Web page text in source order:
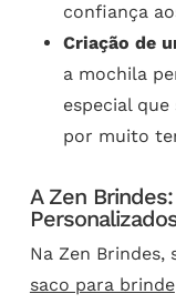
confiança
Criação de
a mochila
especial
por muito
A Zen
Na Zen Brindes,
saco para brinde